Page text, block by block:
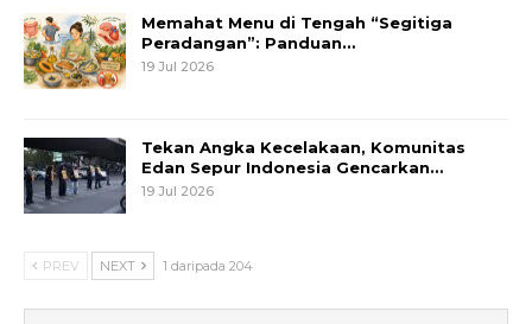
Memahat Menu di Tengah “Segitiga
Peradangan”: Panduan…
19 Jul 2026
Tekan Angka Kecelakaan, Komunitas
Edan Sepur Indonesia Gencarkan…
19 Jul 2026
PREV NEXT 1 daripada 204